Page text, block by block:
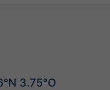
3.75°O